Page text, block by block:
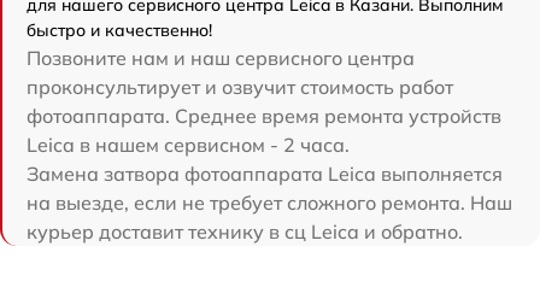
для нашего сервисного центра Leica в Казани. Выполним
быстро и качественно!
Позвоните нам и наш сервисного центра
проконсультирует и озвучит стоимость работ
фотоаппарата. Среднее время ремонта устройств
Leica в нашем сервисном - 2 часа.
Замена затвора фотоаппарата Leica выполняется
на выезде, если не требует сложного ремонта. Наш
курьер доставит технику в сц Leica и обратно.